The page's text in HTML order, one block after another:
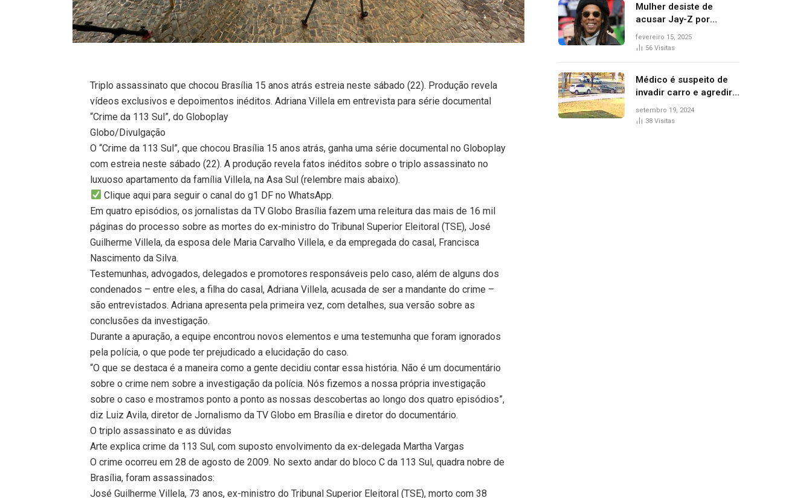
Triplo assassinato que chocou Brasília 15 anos atrás estreia neste sábado (22). Produção revela
vídeos exclusivos e depoimentos inéditos. Adriana Villela em entrevista para série documental
“Crime da 113 Sul”, do Globoplay
Globo/Divulgação
O “Crime da 113 Sul”, que chocou Brasília 15 anos atrás, ganha uma série documental no Globoplay
com estreia neste sábado (22). A produção revela fatos inéditos sobre o triplo assassinato no
luxuoso apartamento da família Villela, na Asa Sul (relembre mais abaixo).
Clique aqui para seguir o canal do g1 DF no WhatsApp.
Em quatro episódios, os jornalistas da TV Globo Brasília fazem uma releitura das mais de 16 mil
páginas do processo sobre as mortes do ex-ministro do Tribunal Superior Eleitoral (TSE), José
Guilherme Villela, da esposa dele Maria Carvalho Villela, e da empregada do casal, Francisca
Nascimento da Silva.
Testemunhas, advogados, delegados e promotores responsáveis pelo caso, além de alguns dos
condenados – entre eles, a filha do casal, Adriana Villela, acusada de ser a mandante do crime –
são entrevistados. Adriana apresenta pela primeira vez, com detalhes, sua versão sobre as
conclusões da investigação.
Durante a apuração, a equipe encontrou novos elementos e uma testemunha que foram ignorados
pela polícia, o que pode ter prejudicado a elucidação do caso.
“O que se destaca é a maneira como a gente decidiu contar essa história. Não é um documentário
sobre o crime nem sobre a investigação da polícia. Nós fizemos a nossa própria investigação
sobre o caso e mostramos ponto a ponto as nossas descobertas ao longo dos quatro episódios”,
diz Luiz Avila, diretor de Jornalismo da TV Globo em Brasília e diretor do documentário.
O triplo assassinato e as dúvidas
Arte explica crime da 113 Sul, com suposto envolvimento da ex-delegada Martha Vargas
O crime ocorreu em 28 de agosto de 2009. No sexto andar do bloco C da 113 Sul, quadra nobre de
Brasília, foram assassinados:
José Guilherme Villela, 73 anos, ex-ministro do Tribunal Superior Eleitoral (TSE), morto com 38
Mulher desiste de
acusar Jay-Z por
estupro, diz revista
fevereiro 15, 2025
56 Visitas
Médico é suspeito de
invadir carro e agredir
delegado aposentado
durante confusão no
setembro 19, 2024
38 Visitas